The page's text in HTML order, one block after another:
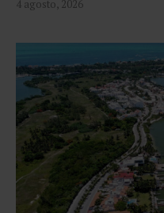
4 agosto, 2026